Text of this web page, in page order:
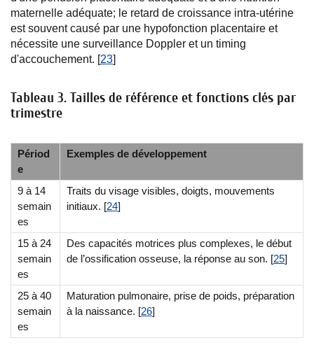
maternelle adéquate; le retard de croissance intra-utérine
est souvent causé par une hypofonction placentaire et
nécessite une surveillance Doppler et un timing
d'accouchement. [23]
Tableau 3. Tailles de référence et fonctions clés par
trimestre
Périod
e
Exemples de développement
9 à 14
semain
es
Traits du visage visibles, doigts, mouvements
initiaux. [24]
15 à 24
semain
es
Des capacités motrices plus complexes, le début
de l’ossification osseuse, la réponse au son. [25]
25 à 40
semain
es
Maturation pulmonaire, prise de poids, préparation
à la naissance. [26]